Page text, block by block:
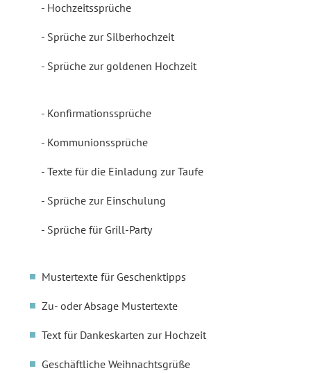
Hochzeitssprüche
Sprüche zur Silberhochzeit
Sprüche zur goldenen Hochzeit
Konfirmationssprüche
Kommunionssprüche
Texte für die Einladung zur Taufe
Sprüche zur Einschulung
Sprüche für Grill-Party
Mustertexte für Geschenktipps
Zu- oder Absage Mustertexte
Text für Dankeskarten zur Hochzeit
Geschäftliche Weihnachtsgrüße